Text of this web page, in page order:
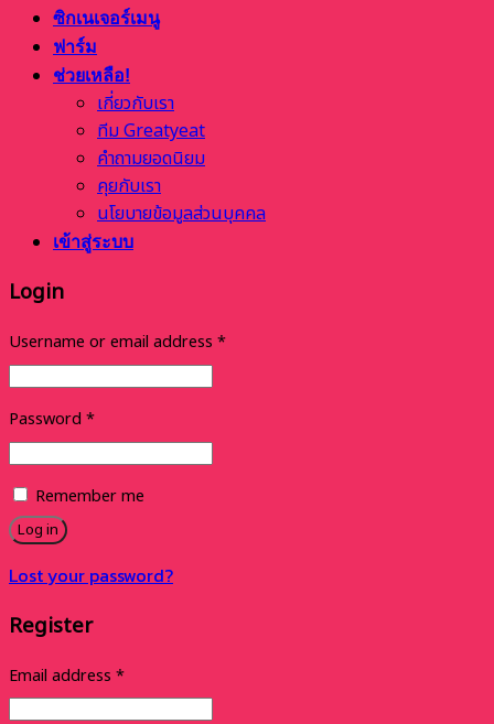
ซิกเนเจอร์เมนู
ฟาร์ม
ช่วยเหลือ!
เกี่ยวกับเรา
ทีม Greatyeat
คำถามยอดนิยม
คุยกับเรา
นโยบายข้อมูลส่วนบุคคล
เข้าสู่ระบบ
Login
Username or email address *
Password *
Remember me
Log in
Lost your password?
Register
Email address *